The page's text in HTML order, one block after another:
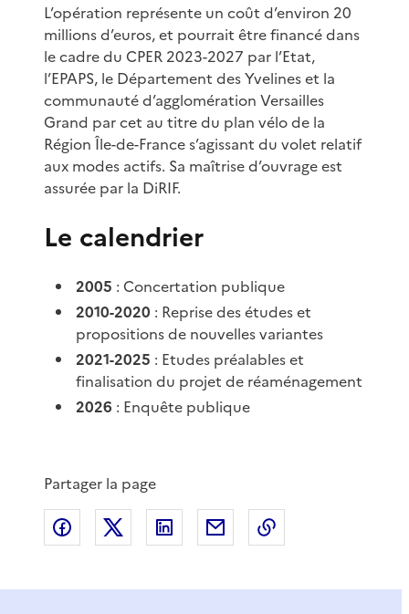
L’opération représente un coût d’environ 20
millions d’euros, et pourrait être financé dans
le cadre du CPER 2023-2027 par l’Etat,
l’EPAPS, le Département des Yvelines et la
communauté d’agglomération Versailles
Grand par cet au titre du plan vélo de la
Région Île-de-France s’agissant du volet relatif
aux modes actifs. Sa maîtrise d’ouvrage est
assurée par la DiRIF.
Le calendrier
2005 : Concertation publique
2010-2020 : Reprise des études et
propositions de nouvelles variantes
2021-2025 : Etudes préalables et
finalisation du projet de réaménagement
2026 : Enquête publique
Partager la page
Partager sur Facebook
Partager sur XPartager sur LinkedIn
Partager par email